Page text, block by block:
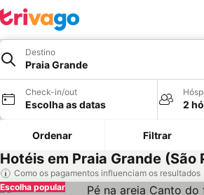
Destino
Praia Grande
Check-in/out
Escolha as datas 2
Ordenar Filtrar
Hotéis em Praia Grande (São
Como os pagamentos influenciam os resultados
Escolha popular